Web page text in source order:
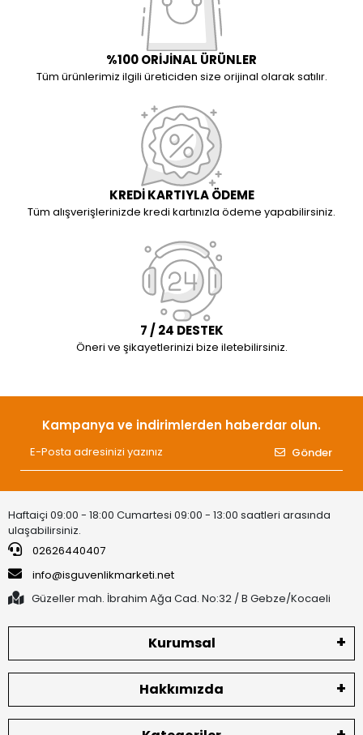
%100 ORİJİNAL ÜRÜNLER
Tüm ürünlerimiz ilgili üreticiden size orijinal olarak satılır.
KREDİ KARTIYLA ÖDEME
Tüm alışverişlerinizde kredi kartınızla ödeme yapabilirsiniz.
7 / 24 DESTEK
Öneri ve şikayetlerinizi bize iletebilirsiniz.
Kampanya ve indirimlerden haberdar olun.
Gönder
Haftaiçi 09:00 - 18:00 Cumartesi 09:00 - 13:00 saatleri arasında
ulaşabilirsiniz.
02626440407
info@isguvenlikmarketi.net
Güzeller mah. İbrahim Ağa Cad. No:32 / B Gebze/Kocaeli
Kurumsal
Hakkımızda